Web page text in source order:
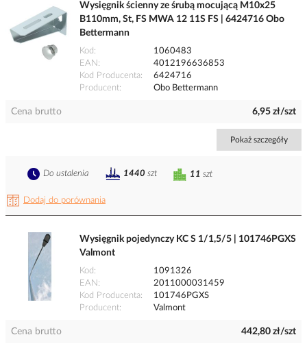
Wysięgnik ścienny ze śrubą mocującą M10x25
B110mm, St, FS MWA 12 11S FS | 6424716 Obo
Bettermann
Kod
1060483
EAN
4012196636853
Kod Producenta
6424716
Producent
Obo Bettermann
Cena brutto 6,95 zł/szt
Pokaż szczegóły
Dodaj do porównania
11 szt
Do ustalenia 1440 szt
Wysięgnik pojedynczy KC S 1/1,5/5 | 101746PGXS
Valmont
Kod
1091326
EAN
2011000031459
Kod Producenta
101746PGXS
Producent
Valmont
Cena brutto 442,80 zł/szt